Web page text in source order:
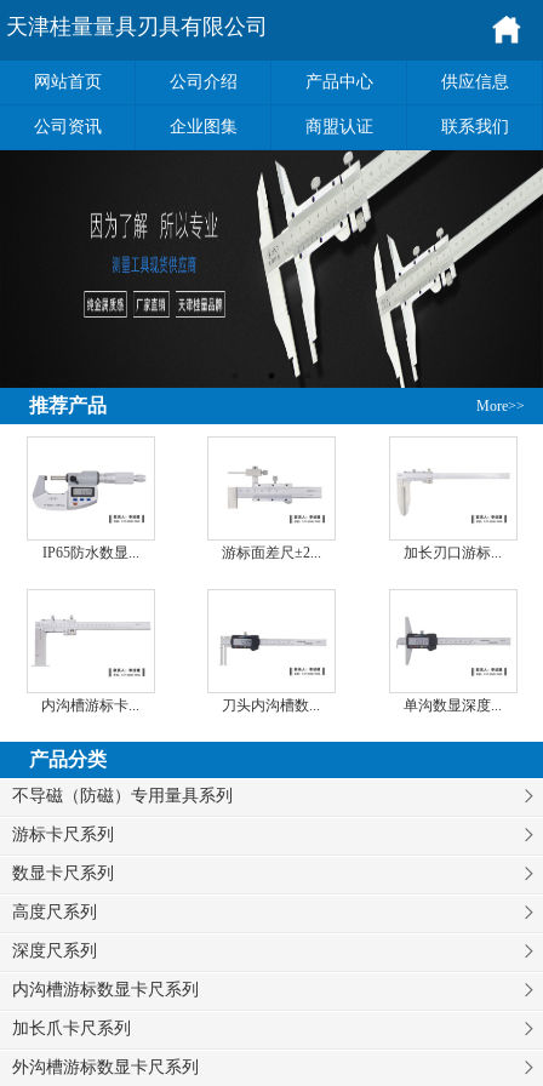
天津桂量量具刃具有限公司
网站首页 公司介绍 产品中心 供应信息
公司资讯 企业图集 商盟认证 联系我们
More>>
推荐产品
IP65防水数显... 游标面差尺±2... 加长刃口游标...
内沟槽游标卡... 刀头内沟槽数... 单沟数显深度...
产品分类
不导磁（防磁）专用量具系列
游标卡尺系列
数显卡尺系列
高度尺系列
深度尺系列
内沟槽游标数显卡尺系列
加长爪卡尺系列
外沟槽游标数显卡尺系列